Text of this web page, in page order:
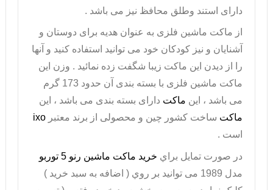
دارای استند وطلق محافظ نیز می باشد .
از ماکت ماشین فلزی به عنوان هدیه برای دوستان و
آشنایان و نیز کودکان خود می توانید استفاده کنید و آنها
را از دیدن این ماکت زیبا شگفت زده نمائید . وزن این
ماکت ماشین فلزی با بسته بندی آن حدود 173 گرم
می باشد ، این ماکت دارای بسته بندی می باشد ، این
ماکت ساخت کشور چین و محصولی از برند معتبر ixo
است .
در صورت تمايل براي خريد ماکت ماشین رنو 5 توربو
مدل 1989 می توانيد بر روي ( اضافه به سبد خريد )